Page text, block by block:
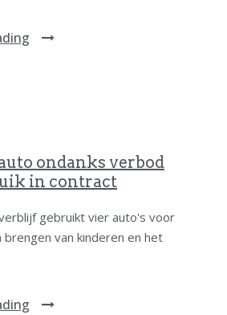
ondanks verbod
in contract
gebruikt vier auto's voor
brengen van kinderen en het